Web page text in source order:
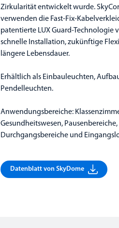
Zirkularität entwickelt wurde.
verwenden die Fast-Fix-
patentierte LUX Guard-Technologie
schnelle Installation, zukünftige
längere Lebensdauer.
Erhältlich als Einbauleuchten,
Pendelleuchten.
Anwendungsbereiche:
Gesundheitswesen,
Durchgangsbereiche und
Datenblatt von SkyDome